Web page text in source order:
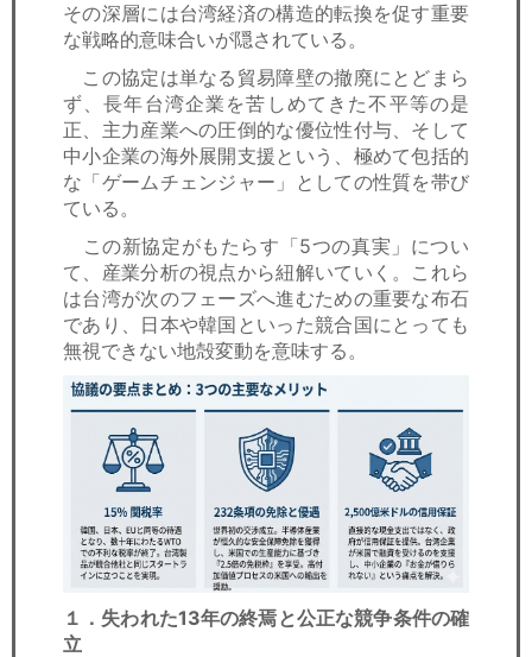
飲食店情報
その深層には台湾経済の構造的転換を促す重要
な戦略的意味合いが隠されている。
この協定は単なる貿易障壁の撤廃にとどまら
ず、長年台湾企業を苦しめてきた不平等の是
正、主力産業への圧倒的な優位性付与、そして
中小企業の海外展開支援という、極めて包括的
な「ゲームチェンジャー」としての性質を帯び
ている。
この新協定がもたらす「5つの真実」につい
て、産業分析の視点から紐解いていく。これら
は台湾が次のフェーズへ進むための重要な布石
であり、日本や韓国といった競合国にとっても
無視できない地殻変動を意味する。
１．失われた13年の終焉と公正な競争条件の確
立